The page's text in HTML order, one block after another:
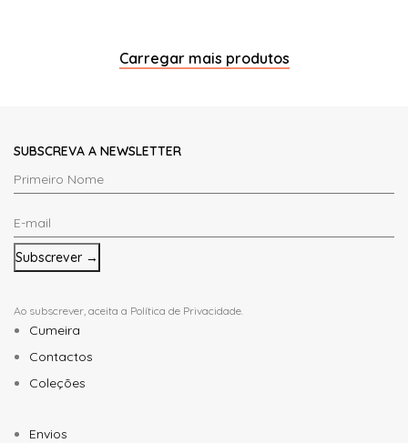
Carregar mais produtos
SUBSCREVA A NEWSLETTER
Primeiro
Nome
*
E-
mail
*
Ao subscrever, aceita a Política de Privacidade
Cumeira
Contactos
Coleções
Envios